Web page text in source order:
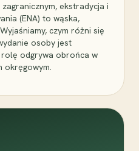
ekstradycja i
(ENA) to wąska,
czym różni się
osoby jest
odgrywa obrońca w
okręgowym.